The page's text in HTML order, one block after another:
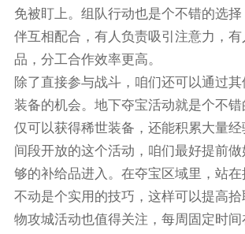
免被盯上。组队行动也是个不错的选
伴互相配合，有人负责吸引注意力，
品，分工合作效率更高。
除了直接参与战斗，咱们还可以通过
装备的机会。地下夺宝活动就是个不
仅可以获得稀世装备，还能积累大量
间段开放的这个活动，咱们最好提前
够的补给品进入。在夺宝区域里，站
不动是个实用的技巧，这样可以提高
物攻城活动也值得关注，每周固定时